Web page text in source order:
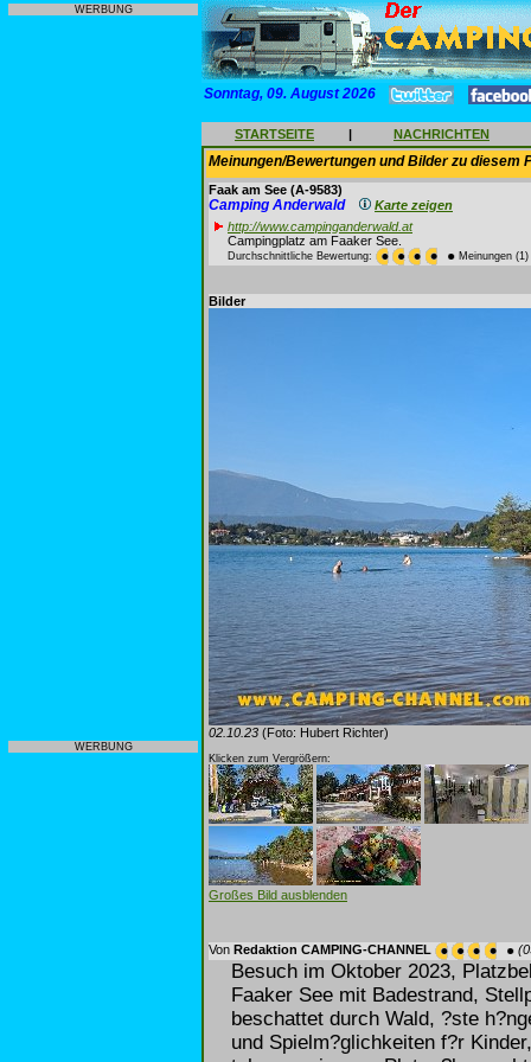
WERBUNG
WERBUNG
Sonntag, 09. August 2026
STARTSEITE | NACHRICHTEN
Meinungen/Bewertungen und Bilder zu diesem
Faak am See (A-9583)
Camping Anderwald
Karte zeigen
http://www.campinganderwald.at
Campingplatz am Faaker See.
Durchschnittliche Bewertung: Meinungen (1)
Bilder
02.10.23 (Foto: Hubert Richter)
Klicken zum Vergrößern:
Großes Bild ausblenden
Von Redaktion CAMPING-CHANNEL
Besuch im Oktober 2023,
Faaker See mit Badestrand,
beschattet durch Wald, ?ste
und Spielm?glichkeiten f?r